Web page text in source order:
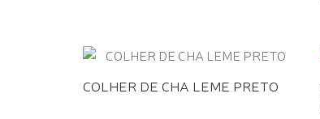
COLHER DE CHA LEME PRETO